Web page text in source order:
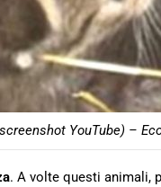
YouTube) –
. A volte questi animali,